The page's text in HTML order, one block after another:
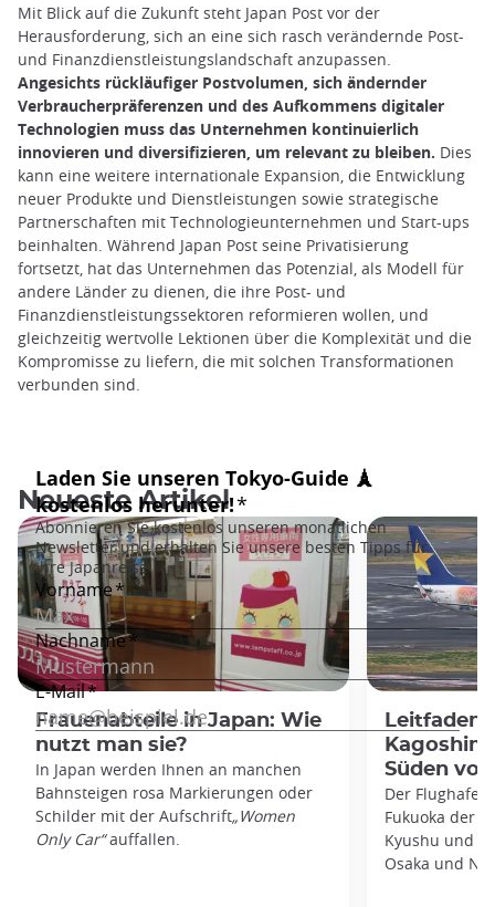
Mit Blick auf die Zukunft steht Japan Post vor der
Herausforderung, sich an eine sich rasch verändernde Post-
und Finanzdienstleistungslandschaft anzupassen.
Angesichts rückläufiger Postvolumen, sich ändernder
Verbraucherpräferenzen und des Aufkommens digitaler
Technologien muss das Unternehmen kontinuierlich
innovieren und diversifizieren, um relevant zu bleiben. Dies
kann eine weitere internationale Expansion, die Entwicklung
neuer Produkte und Dienstleistungen sowie strategische
Partnerschaften mit Technologieunternehmen und Start-ups
beinhalten. Während Japan Post seine Privatisierung
fortsetzt, hat das Unternehmen das Potenzial, als Modell für
andere Länder zu dienen, die ihre Post- und
Finanzdienstleistungssektoren reformieren wollen, und
gleichzeitig wertvolle Lektionen über die Komplexität und die
Kompromisse zu liefern, die mit solchen Transformationen
verbunden sind.
Neueste Artikel
Frauenabteile in Japan: Wie
nutzt man sie?
In Japan werden Ihnen an manchen
Bahnsteigen rosa Markierungen oder
Schilder mit der Aufschrift„Women
Only Car“auffallen.
Leitfaden
Süden
Der Flughafen
Fukuoka der
Kyushu und
Osaka und